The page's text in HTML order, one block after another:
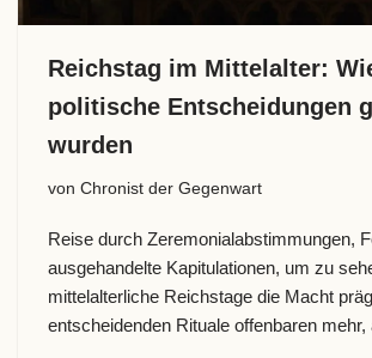
Reichstag im Mittelalter:
politische Entscheidungen
wurden
von Chronist der Gegenwart
Reise durch Zeremonialabstimmungen,
ausgehandelte Kapitulationen, um zu
mittelalterliche Reichstage die Macht
entscheidenden Rituale offenbaren